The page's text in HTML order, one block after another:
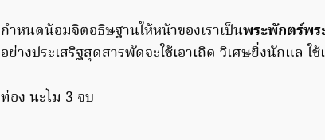
กำหนดน้อมจิตอธิษฐานให้หน้าของเราเป็นพระพักตร์พ
อย่างประเสริฐสุดสารพัดจะใช้เอาเถิด วิเศษยิ่งนักแล ใ
ท่อง นะโม 3 จบ